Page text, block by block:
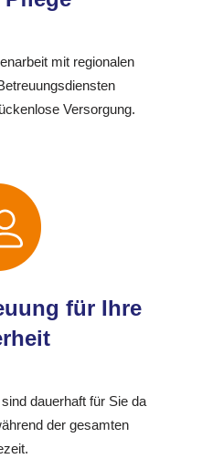
mit regionalen
Versorgung.
für Ihre
dauerhaft für Sie da
der gesamten